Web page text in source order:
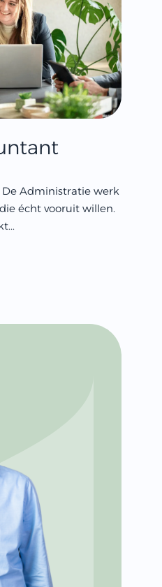
Administratie werk
écht vooruit willen.